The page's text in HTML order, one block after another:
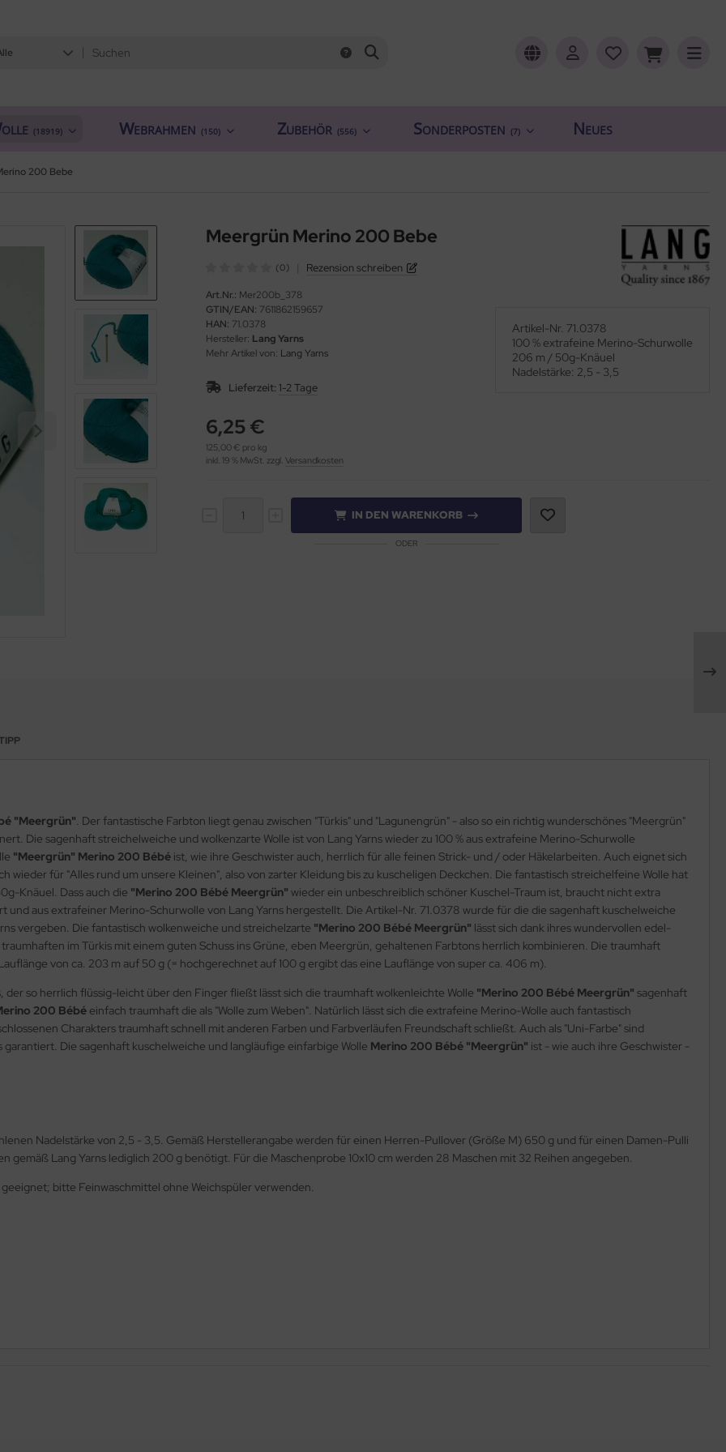
(18919) Webrahmen (150) Zubehör (556) Sonderposten (7) Neues
200 Bebe
Meergrün Merino 200 Bebe
(0) Rezension schreiben
Art.Nr.: Mer200b_378
GTIN/EAN: 7611862159657
HAN: 71.0378
Hersteller: Lang Yarns
Mehr Artikel von: Lang Yarns
Lieferzeit: 1-2 Tage
6,25 €
125,00 € pro kg
inkl. 19 % MwSt. zzgl. Versandkosten
Artikel-Nr. 71.0378
100 % extrafeine Merino-Schurwolle
206 m / 50g-Knäuel
Nadelstärke: 2,5 - 3,5
IN DEN WARENKORB
ODER
"Meergrün" . Der fantastische Farbton liegt genau zwischen "Türkis" und "Lagunengrün" - also so ein richtig wunderschönes "Meergrün"
Die sagenhaft streichelweiche und wolkenzarte Wolle ist von Lang Yarns wieder zu 100 % aus extrafeine Merino-Schurwolle
"Meergrün" Merino 200 Bébé ist, wie ihre Geschwister auch, herrlich für alle feinen Strick- und / oder Häkelarbeiten. Auch eignet sich
wieder für "Alles rund um unsere Kleinen", also von zarter Kleidung bis zu kuscheligen Deckchen. Die fantastisch streichelfeine Wolle hat
Knäuel. Dass auch die "Merino 200 Bébé Meergrün" wieder ein unbeschreiblich schöner Kuschel-Traum ist, braucht nicht extra
aus extrafeiner Merino-Schurwolle von Lang Yarns hergestellt. Die Artikel-Nr. 71.0378 wurde für die die sagenhaft kuschelweiche
vergeben. Die fantastisch wolkenweiche und streichelzarte "Merino 200 Bébé Meergrün" lässt sich dank ihres wundervollen edel-
im Türkis mit einem guten Schuss ins Grüne, eben Meergrün, gehaltenen Farbtons herrlich kombinieren. Die traumhaft
von ca. 203 m auf 50 g (= hochgerechnet auf 100 g ergibt das eine Lauflänge von super ca. 406 m).
so herrlich flüssig-leicht über den Finger fließt lässt sich die traumhaft wolkenleichte Wolle "Merino 200 Bébé Meergrün" sagenhaft
200 Bébé einfach traumhaft die als "Wolle zum Weben". Natürlich lässt sich die extrafeine Merino-Wolle auch fantastisch
Charakters traumhaft schnell mit anderen Farben und Farbverläufen Freundschaft schließt. Auch als "Uni-Farbe" sind
Die sagenhaft kuschelweiche und langläufige einfarbige Wolle Merino 200 Bébé "Meergrün" ist - wie auch ihre Geschwister -
Nadelstärke von 2,5 - 3,5. Gemäß Herstellerangabe werden für einen Herren-Pullover (Größe M) 650 g und für einen Damen-Pulli
Lang Yarns lediglich 200 g benötigt. Für die Maschenprobe 10x10 cm werden 28 Maschen mit 32 Reihen angegeben.
bitte Feinwaschmittel ohne Weichspüler verwenden.